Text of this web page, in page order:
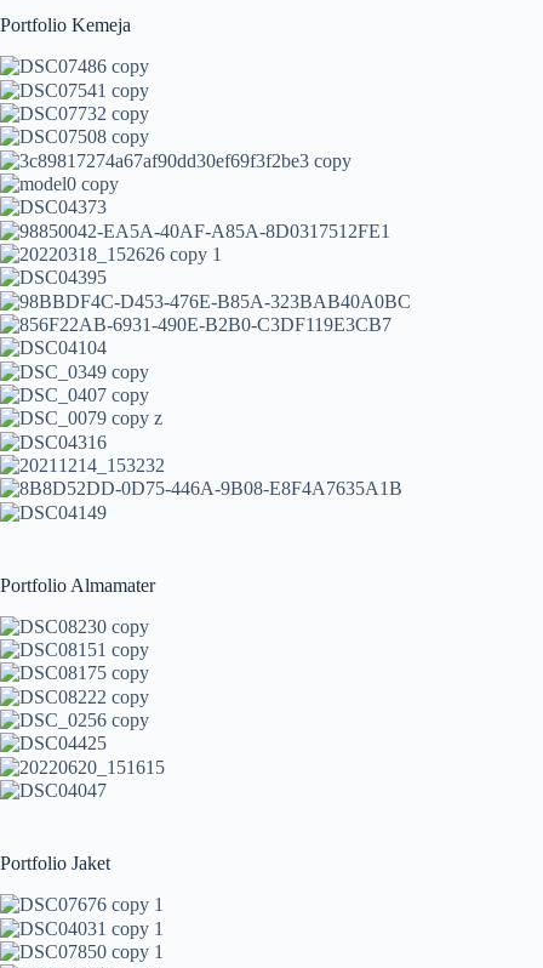
Portfolio Kemeja
Portfolio Almamater
Portfolio Jaket